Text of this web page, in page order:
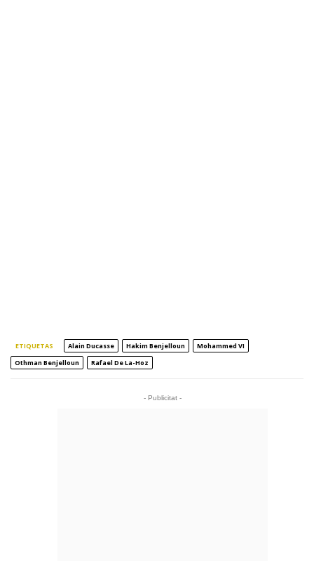
ETIQUETAS Alain Ducasse Hakim Benjelloun
Mohammed VI
Othman Benjelloun
Rafael De La-Hoz
- Publicitat -